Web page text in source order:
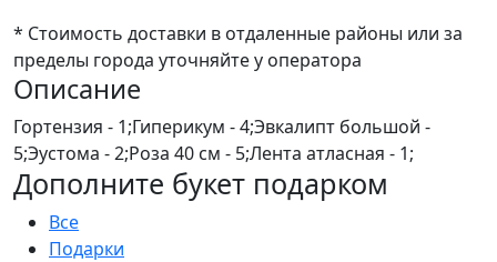
* Стоимость доставки в отдаленные районы или за
пределы города уточняйте у оператора
Описание
Гортензия - 1;Гиперикум - 4;Эвкалипт большой -
5;Эустома - 2;Роза 40 см - 5;Лента атласная - 1;
Дополните букет подарком
Все
Подарки